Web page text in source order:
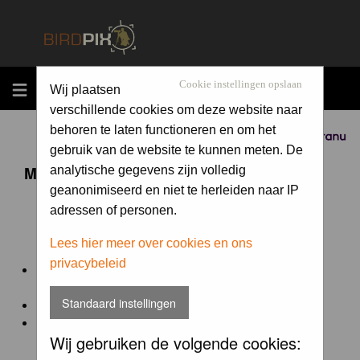
MENU
Sponsored by
Cookie instellingen opslaan
Wij plaatsen
verschillende cookies om deze website naar
behoren te laten functioneren en om het
gebruik van de website te kunnen meten. De
analytische gegevens zijn volledig
geanonimiseerd en niet te herleiden naar IP
adressen of personen.
Lees hier meer over cookies en ons
privacybeleid
Standaard instellingen
Wij gebruiken de volgende cookies:
Maandopdracht 'lentekriebels'
De maandopdracht van Birdpix is een competitie voor
en door de Birdpix fotografen community:
Het onderwerp van de opdracht wordt bepaald door de
winnaar van de laatste maandopdracht
De community nomineert de winnaar.
Geregistreerde gebruikers van Birdpix kunnen onder
deze voorwaardendeelnemen.